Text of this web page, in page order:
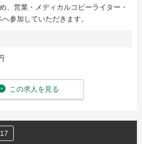
、営業・メディカルコピーライター・
参加していただきます。
この求人を見る